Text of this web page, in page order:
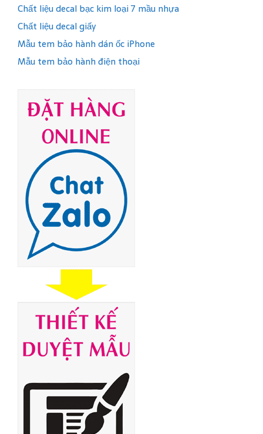
Chất liệu decal bạc kim loại 7 mầu nhựa
Chất liệu decal giấy
Mẫu tem bảo hành dán ốc iPhone
Mẫu tem bảo hành điện thoại